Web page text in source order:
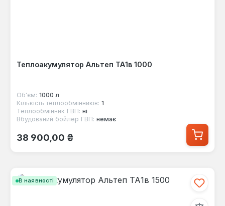
Теплоакумулятор Альтеп ТА1в 1000
Об'єм: 1000 л
Кількість теплообмінників: 1
Теплообмінник ГВП: ні
Вбудований бойлер ГВП: немає
Звичайна ціна:
38 900,00 ₴
В наявності